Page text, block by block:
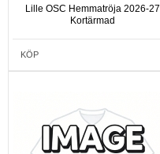
Lille OSC Hemmatröja 2026-27
Kortärmad
KÖP